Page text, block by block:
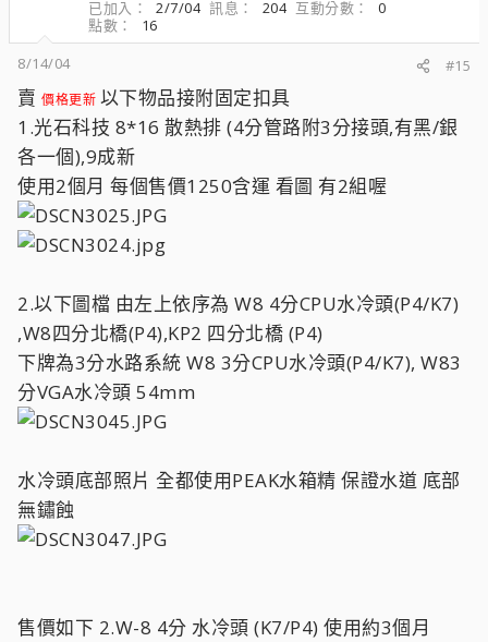
已加入 2/7/04 訊息 204 互動分數
0
點數
16
8/14/04
#15
賣 價格更新 以下物品接附固定扣具
1.光石科技 8*16 散熱排 (4分管路附3分接頭,有黑/銀
各一個),9成新
使用2個月 每個售價1250含運 看圖 有2組喔
2.以下圖檔 由左上依序為 W8 4分CPU水冷頭(P4/K7)
,W8四分北橋(P4),KP2 四分北橋 (P4)
下牌為3分水路系統 W8 3分CPU水冷頭(P4/K7), W83
分VGA水冷頭 54mm
水冷頭底部照片 全都使用PEAK水箱精 保證水道 底部
無鏽蝕
售價如下 2.W-8 4分 水冷頭 (K7/P4) 使用約3個月